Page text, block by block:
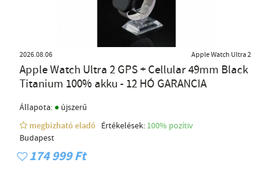
2026.08.06 Apple Watch Ultra 2
Apple Watch Ultra 2 GPS + Cellular 49mm Black
Titanium 100% akku - 12 HÓ GARANCIA
Állapota: ● újszerű
megbízható eladó
Értékelések: 100% pozítiv
Budapest
174 999 Ft